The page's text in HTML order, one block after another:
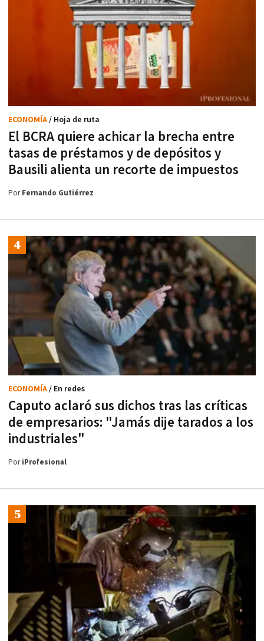
El BCRA quiere achicar la brecha entre
tasas de préstamos y de depósitos y
Bausili alienta un recorte de impuestos
ECONOMÍA/ Hoja de ruta
PorFernando Gutiérrez
Caputo aclaró sus dichos tras las críticas
de empresarios: "Jamás dije tarados a los
industriales"
ECONOMÍA/ En redes
PoriProfesional